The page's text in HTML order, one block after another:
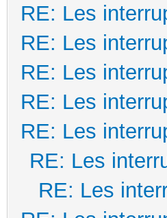
RE: Les
RE: Les
RE: Les
RE: Les
RE: Les
RE: Les
RE: Les